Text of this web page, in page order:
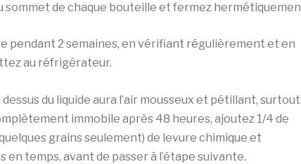
sommet de chaque bouteille et fermez
pendant 2 semaines, en vérifiant régulièrement et en
au réfrigérateur.
du liquide aura l’air mousseux et pétillant, surtout
immobile après 48 heures, ajoutez 1/4 de
grains seulement) de levure chimique et
temps, avant de passer à l’étape suivante.